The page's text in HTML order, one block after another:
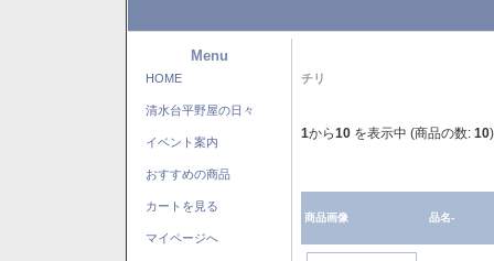
Menu
HOME
清水台平野屋の日々
イベント案内
おすすめの商品
カートを見る
マイページへ
チリ
1から10 を表示中 (商品の数: 10)
商品画像 品名-